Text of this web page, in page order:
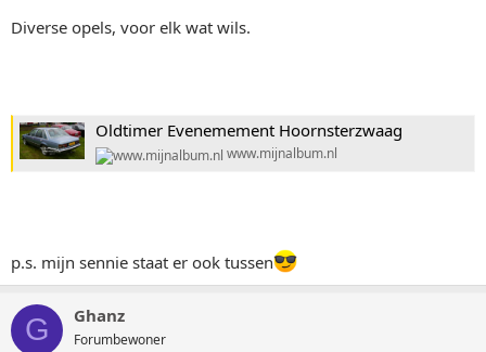
r
Diverse opels, voor elk wat wils.
Oldtimer Evenemement Hoornsterzwaag
www.mijnalbum.nl
p.s. mijn sennie staat er ook tussen
G Ghanz
Forumbewoner